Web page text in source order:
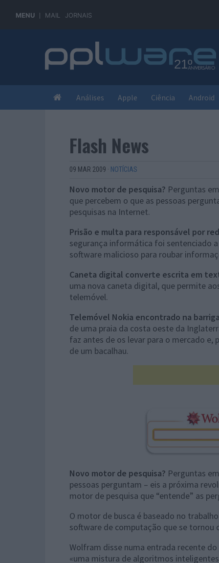
MENU MAIL JORNAIS
Análises Apple Ciência Android
Flash News
09 MAR 2009 · NOTÍCIAS
Novo motor de pesquisa? Perguntas
que percebem o que as pessoas
pesquisas na Internet.
Prisão e multa para responsável por
segurança informática foi sentenciado
software malicioso para roubar
Caneta digital converte escrita em
uma nova caneta digital, que permite
telemóvel.
Telemóvel Nokia encontrado na
de uma praia da costa oeste da
faz antes de os levar para o mercado
de um bacalhau.
Novo motor de pesquisa? Perguntas
pessoas perguntam – eis a próxima
motor de pesquisa que “entende” as
O motor de busca é baseado no
software de computação que se tornou
Wolfram disse numa entrada recente do
«uma mistura de algoritmos